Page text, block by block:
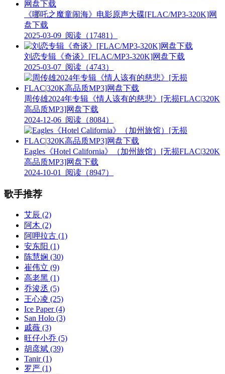
《哪吒之魔童闹海》电影原声大碟[FLAC/MP3-320K]网
盘下载
2025-03-09 阅读（17481）
刘恋专辑《奇谈》[FLAC/MP3-320K]网盘下载
2025-03-07 阅读（4743）
周传雄2024年专辑《情人该有的慈悲》[无损FLAC|320K
高品质MP3]网盘下载
2024-12-06 阅读（8084）
Eagles《Hotel California》（加州旅馆）[无损FLAC|320K
高品质MP3]网盘下载
2024-10-01
阅读（8947）
歌手推荐
艾辰 (2)
阿木 (2)
阿呷拉古 (1)
安东阳 (1)
陈慧娴 (30)
崔伟立 (9)
高老黑 (1)
乔浚丞 (5)
王心凌 (25)
Ice Paper(4)
San Holo (3)
戚薇 (3)
旺仔小乔 (5)
胡彦斌 (39)
Tanir(1)
罗严 (1)